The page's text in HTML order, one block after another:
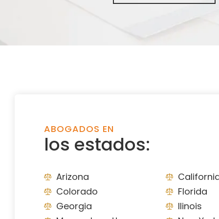
ABOGADOS EN
los estados:
Arizona
Colorado
Florida
Georgia
Ilinois